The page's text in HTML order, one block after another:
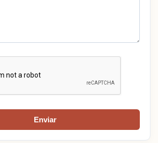
Enviar